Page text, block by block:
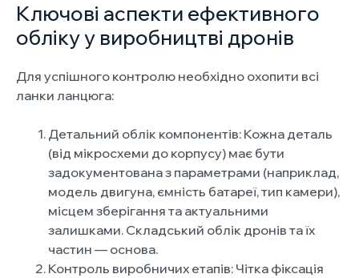
Ключові аспекти ефективного
обліку у виробництві дронів
Для успішного контролю необхідно охопити всі
ланки ланцюга:
Детальний облік компонентів: Кожна деталь
(від мікросхеми до корпусу) має бути
задокументована з параметрами (наприклад,
модель двигуна, ємність батареї, тип камери),
місцем зберігання та актуальними
залишками. Складський облік дронів та їх
частин — основа.
Контроль виробничих етапів: Чітка фіксація